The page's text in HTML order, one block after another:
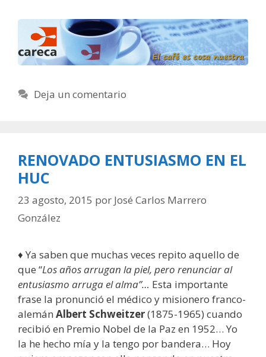
Deja un comentario
RENOVADO ENTUSIASMO EN EL
HUC
23 agosto, 2015 por José Carlos Marrero
González
♦ Ya saben que muchas veces repito aquello de
que “Los años arrugan la piel, pero renunciar al
entusiasmo arruga el alma”… Esta importante
frase la pronunció el médico y misionero franco-
alemán Albert Schweitzer(1875-1965) cuando
recibió en Premio Nobel de la Paz en 1952… Yo
la he hecho mía y la tengo por bandera… Hoy